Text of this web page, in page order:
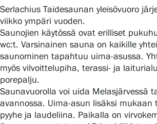
Gösta Serlachiuksen taidesäätiö
Yhteystiedot
Ravintola Gösta
Serlachius Taidesauna
Serlachius Art & Sauna Express
Serlachius Taidesaunan yleisövuoro
viikko ympäri vuoden.
Saunojien käytössä ovat erilliset
wc:t. Varsinainen sauna on kaikille
saunominen tapahtuu uima-asussa.
myös vilvoittelupiha, terassi- ja
porepalju.
Saunavuorolla voi uida Melasjärvessä
avannossa. Uima-asun lisäksi mukaan
pyyhe ja laudeliina. Paikalla on